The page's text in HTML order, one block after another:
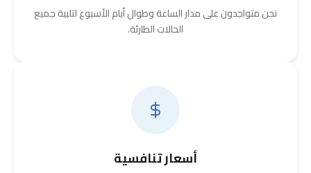
نحن متواجدون على مدار الساعة وطوال أيام الأسبوع لتلبية جميع
الحالات الطارئة.
أسعار تنافسية